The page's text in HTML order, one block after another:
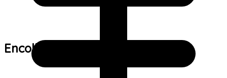
Encolhimento: